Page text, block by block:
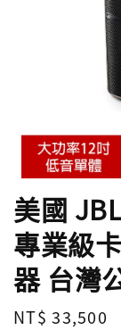
美國
專業級
器 台灣
Regular
NT$ 33,500